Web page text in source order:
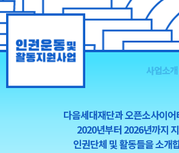
Skip
to
content
사업소개
다음세대재단과 오픈소사이어
2020년부터 2026년까지
인권단체 및 활동들을 소개